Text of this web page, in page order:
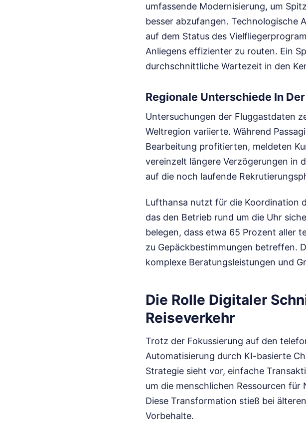
umfassende Modernisierung, um
besser abzufangen. Technologische
auf dem Status des
Anliegens effizienter zu routen. Ein
durchschnittliche Wartezeit in den
Regionale Unterschiede In
Untersuchungen der Fluggastdaten
Weltregion variierte. Während
Bearbeitung profitierten, meldeten
vereinzelt längere Verzögerungen in
auf die noch laufende
Lufthansa nutzt für die Koordination
das den Betrieb rund um die Uhr
belegen, dass etwa 65 Prozent aller
zu Gepäckbestimmungen betreffen.
komplexe Beratungsleistungen und
Die Rolle Digitaler
Reiseverkehr
Trotz der Fokussierung auf den
Automatisierung durch KI-basierte
Strategie sieht vor, einfache
um die menschlichen Ressourcen
Diese Transformation stieß bei
Vorbehalte.